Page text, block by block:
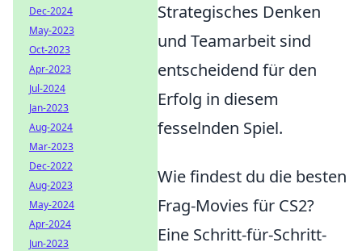
Strategisches Denken
und Teamarbeit sind
entscheidend für den
Erfolg in diesem
fesselnden Spiel.
Wie findest du die besten
Frag-Movies für CS2?
Eine Schritt-für-Schritt-
Dec-2024
May-2023
Oct-2023
Apr-2023
Jul-2024
Jan-2023
Aug-2024
Mar-2023
Dec-2022
Aug-2023
May-2024
Apr-2024
Jun-2023